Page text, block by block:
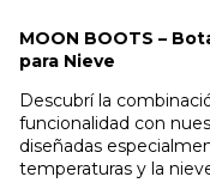
MOON BOOTS –
para Nieve
Descubrí la
funcionalidad con
diseñadas
temperaturas y la